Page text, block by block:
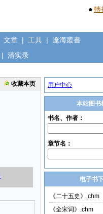
●轉
文章 | 工具 | 遼海叢書
| 清实录
收藏本页 用户中心
本站图书
电子书
《二十五史》.chm
《全宋词》.chm